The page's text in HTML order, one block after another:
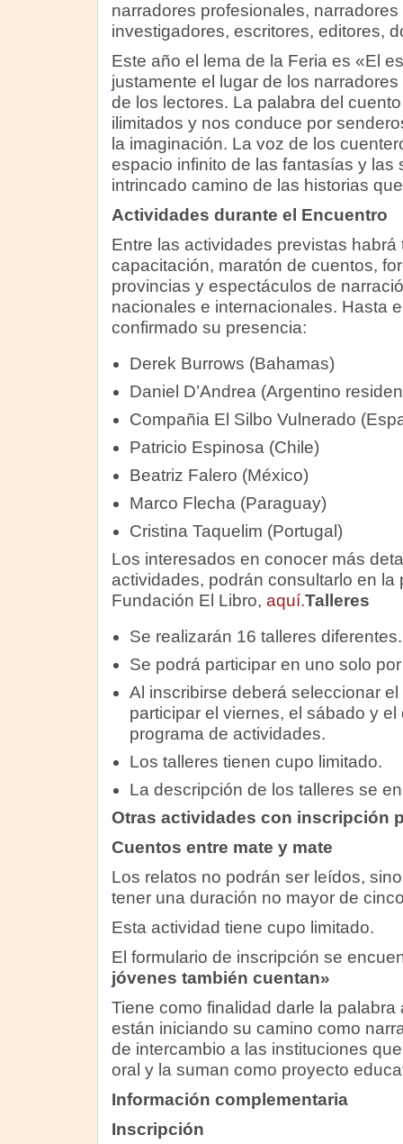
narradores profesionales,
investigadores, escritores, editores,
Este año el lema de la Feria es «El
justamente el lugar de los
de los lectores. La palabra del
ilimitados y nos conduce por
la imaginación. La voz de los
espacio infinito de las fantasías y las
intrincado camino de las historias
Actividades durante el Encuentro
Entre las actividades previstas
capacitación, maratón de cuentos,
provincias y espectáculos de
nacionales e internacionales. Hasta
confirmado su presencia:
Derek Burrows (Bahamas)
Daniel D’Andrea (Argentino
Compañia El Silbo Vulnerado
Patricio Espinosa (Chile)
Beatriz Falero (México)
Marco Flecha (Paraguay)
Cristina Taquelim (Portugal)
Los interesados en conocer más
actividades, podrán consultarlo en la
Fundación El Libro, aquí.Talleres
Se realizarán 16 talleres diferentes.
Se podrá participar en uno solo
Al inscribirse deberá seleccionar
participar el viernes, el sábado y
programa de actividades.
Los talleres tienen cupo limitado.
La descripción de los talleres se
Otras actividades con inscripción
Cuentos entre mate y mate
Los relatos no podrán ser leídos,
tener una duración no mayor de
Esta actividad tiene cupo limitado.
El formulario de inscripción se
jóvenes también cuentan»
Tiene como finalidad darle la
están iniciando su camino como
de intercambio a las instituciones
oral y la suman como proyecto
Información complementaria
Inscripción